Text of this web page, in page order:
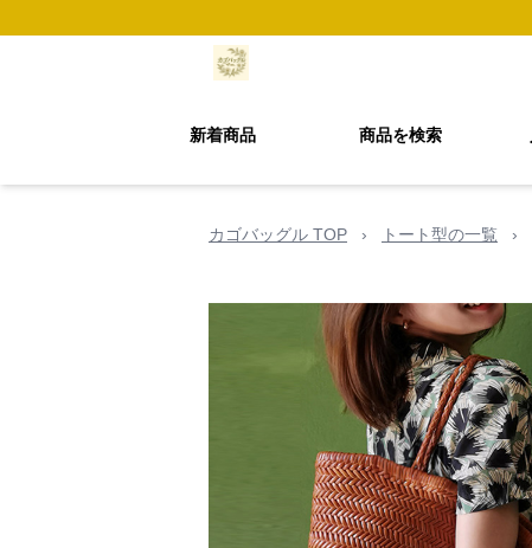
新着商品 商品を検索
カゴバッグル TOP › トート型の一覧 ›